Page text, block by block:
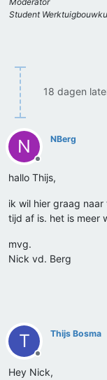
Student
18 dagen
N
Offline
NBerg
hallo Thijs,
ik wil hier graag
tijd af is. het is meer
mvg.
Nick vd. Berg
T
Offline
Thijs Bosma
Hey Nick,